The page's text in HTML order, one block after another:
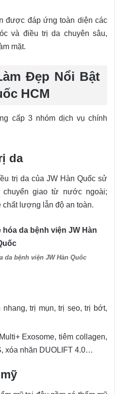
được đáp ứng toàn diện các
và điều trị da chuyên sâu,
mặt.
Đẹp Nổi Bật
HCM
cấp 3 nhóm dịch vụ chính
da
trị da của JW Hàn Quốc sử
giao từ nước ngoài;
lượng lẫn độ an toàn.
da bệnh viện JW Hàn Quốc
trị mụn, trị sẹo, trị bớt,
Exosome, tiêm collagen,
xóa nhăn DUOLIFT 4.0…